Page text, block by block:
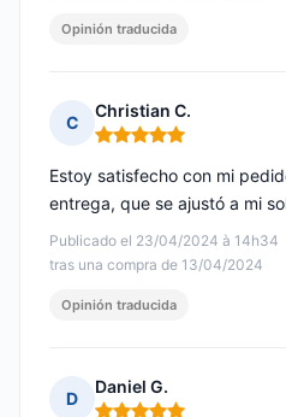
Opinión traducida
C
Christian C.
Nota: 5 de 5
Publicado el 23/04/2024 à 14h34
tras una compra de 13/04/2024
Estoy satisfecho con mi
entrega, que se ajustó a mi
Opinión traducida
D
Daniel G.